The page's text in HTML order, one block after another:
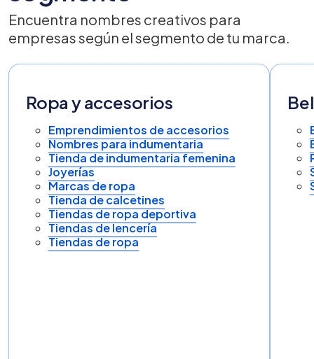
Encuentra nombres creativos para
empresas según el segmento de tu marca.
Ropa y accesorios
Emprendimientos de accesorios
Nombres para indumentaria
Tienda de indumentaria femenina
Joyerías
Marcas de ropa
Tienda de calcetines
Tiendas de ropa deportiva
Tiendas de lencería
Tiendas de ropa